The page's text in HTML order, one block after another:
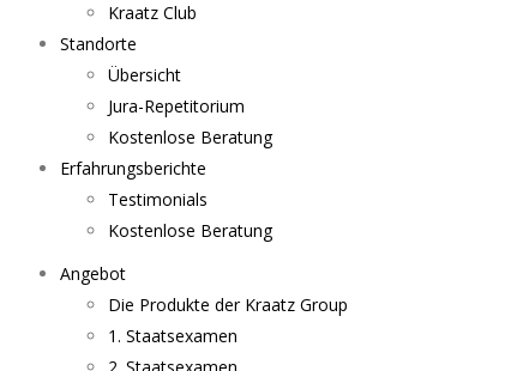
Kraatz Club
Standorte
Übersicht
Jura-Repetitorium
Kostenlose Beratung
Erfahrungsberichte
Testimonials
Kostenlose Beratung
Angebot
Die Produkte der Kraatz Group
1. Staatsexamen